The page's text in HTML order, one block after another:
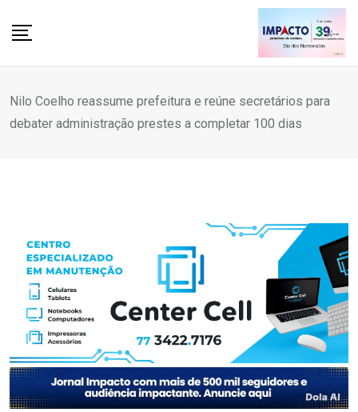
Nilo Coelho reassume prefeitura e reúne secretários para
debater administração prestes a completar 100 dias